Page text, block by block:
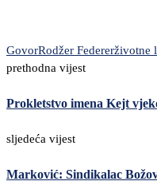
GovorRodžer Federerživotne
prethodna vijest
Prokletstvo imena Kejt
sljedeća vijest
Marković: Sindikalac